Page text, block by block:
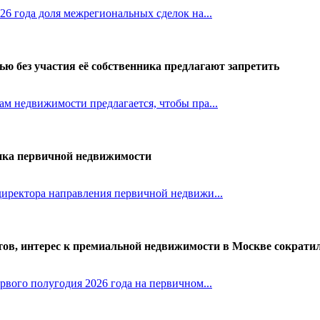
года доля межрегиональных сделок на...
без участия её собственника предлагают запретить
недвижимости предлагается, чтобы пра...
первичной недвижимости
направления первичной недвижи...
интерес к премиальной недвижимости в Москве
полугодия 2026 года на первичном...